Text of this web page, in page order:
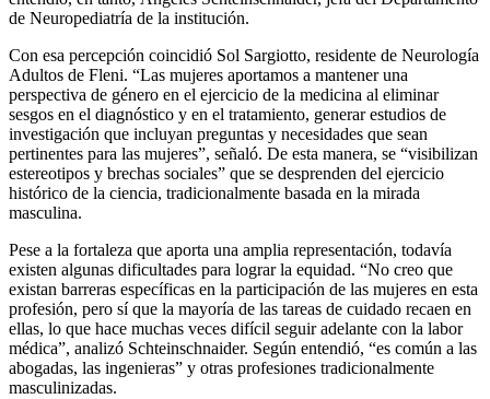
de Neuropediatría de la institución.
Con esa percepción coincidió Sol Sargiotto, residente de Neurología
Adultos de Fleni. “Las mujeres aportamos a mantener una
perspectiva de género en el ejercicio de la medicina al eliminar
sesgos en el diagnóstico y en el tratamiento, generar estudios de
investigación que incluyan preguntas y necesidades que sean
pertinentes para las mujeres”, señaló. De esta manera, se “visibilizan
estereotipos y brechas sociales” que se desprenden del ejercicio
histórico de la ciencia, tradicionalmente basada en la mirada
masculina.
Pese a la fortaleza que aporta una amplia representación, todavía
existen algunas dificultades para lograr la equidad. “No creo que
existan barreras específicas en la participación de las mujeres en esta
profesión, pero sí que la mayoría de las tareas de cuidado recaen en
ellas, lo que hace muchas veces difícil seguir adelante con la labor
médica”, analizó Schteinschnaider. Según entendió, “es común a las
abogadas, las ingenieras” y otras profesiones tradicionalmente
masculinizadas.